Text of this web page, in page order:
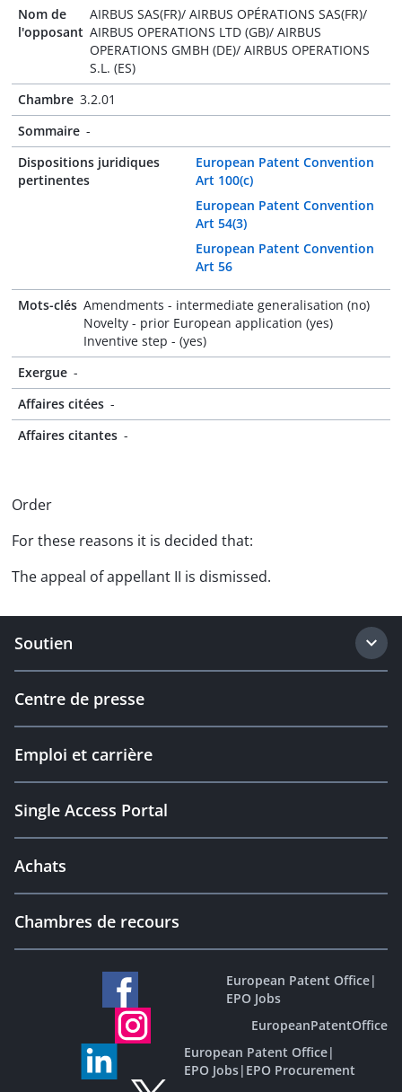
Nom de
l'opposant
AIRBUS SAS(FR)/ AIRBUS OPÉRATIONS SAS(FR)/
AIRBUS OPERATIONS LTD (GB)/ AIRBUS
OPERATIONS GMBH (DE)/ AIRBUS OPERATIONS
S.L. (ES)
Chambre 3.2.01
Sommaire -
Dispositions juridiques
pertinentes
European Patent Convention
Art 100(c)
European Patent Convention
Art 54(3)
European Patent Convention
Art 56
Mots-clés Amendments - intermediate generalisation (no)
Novelty - prior European application (yes)
Inventive step - (yes)
Exergue -
Affaires citées -
Affaires citantes -
Order
For these reasons it is decided that:
The appeal of appellant II is dismissed.
Soutien
Centre de presse
Emploi et carrière
Single Access Portal
Achats
Chambres de recours
European Patent Office|
EPO Jobs
EuropeanPatentOffice
European Patent Office|
EPO Jobs| EPO Procurement